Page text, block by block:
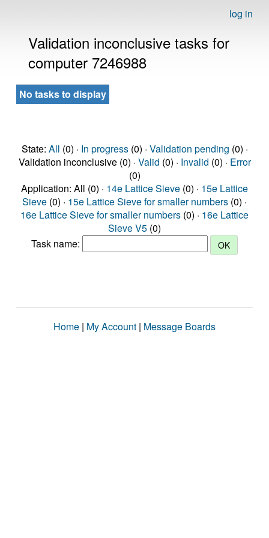
log in
Validation inconclusive tasks for
computer 7246988
No tasks to display
State: All (0) · In progress(0) · Validation pending (0) ·
Validation inconclusive (0) · Valid (0) · Invalid (0) · Error
(0)
Application: All (0) · 14e Lattice Sieve (0) · 15e Lattice
Sieve (0) · 15e Lattice Sieve for smaller numbers (0) ·
16e Lattice Sieve for smaller numbers (0) · 16e Lattice
Sieve V5 (0)
Task name:
Home | My Account | Message Boards